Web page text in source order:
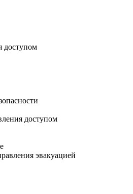
доступом
доступом
эвакуацией